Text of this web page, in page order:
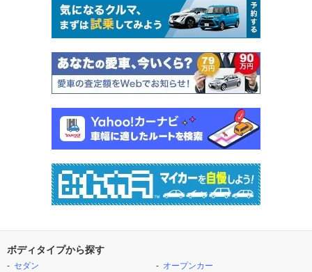
ボディタイプから探す
セダン
オープンカー